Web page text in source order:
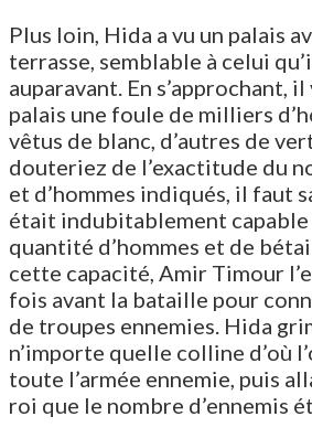
Plus loin, Hida a vu un palais
terrasse, semblable à celui
auparavant. En s’approchant,
palais une foule de milliers
vêtus de blanc, d’autres de
douteriez de l’exactitude du
et d’hommes indiqués, il faut
était indubitablement capable
quantité d’hommes et de
cette capacité, Amir Timour
fois avant la bataille pour
de troupes ennemies. Hida
n’importe quelle colline d’où
toute l’armée ennemie, puis
roi que le nombre d’ennemis